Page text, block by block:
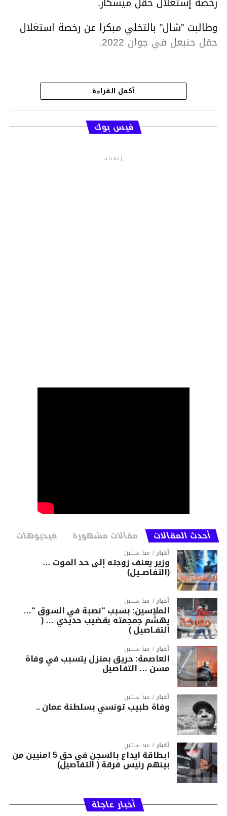
وطالبت ”شال” بالتخلي مبكرا عن رخصة استغلال
حقل حنبعل في جوان 2022.
قسم الاخبـار
أكمل القراءة
فيس بوك
إعلانات
أحدث المقالات مقالات مشهورة فيديوهات
أخبار منذ سنتين
وزير يعنف زوجته إلى حد الموت …
(التفاصــيل)
أخبار منذ سنتين
الملاسين: بسبب “نصبة في السوق “…
يهشّم جمجمته بقضيب حديدي … (
التفـاصيل )
أخبار منذ سنتين
العاصمة: حريق بمنزل يتسبب في وفاة
مسن … التفاصيل
أخبار منذ سنتين
وفاة طبيب تونسي بسلطنة عمان ..
أخبار منذ سنتين
ابطاقة ايداع بالسجن في حق 5 امنيين من
بينهم رئيس فرقة ( التفاصيل)
أخبار عاجلة